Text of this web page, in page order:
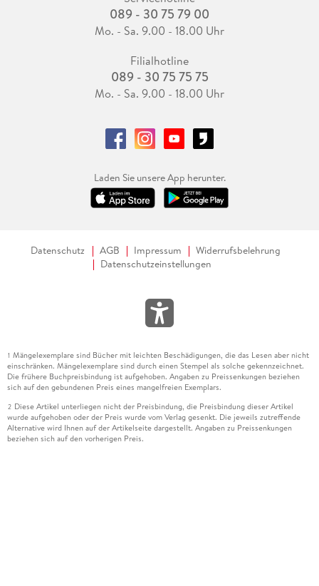
089 - 30 75 79 00
Mo. - Sa. 9.00 - 18.00 Uhr
Filialhotline
089 - 30 75 75 75
Mo. - Sa. 9.00 - 18.00 Uhr
Laden Sie unsere App herunter.
Datenschutz AGB Impressum
Widerrufsbelehrung
Datenschutzeinstellungen
1 Mängelexemplare sind Bücher mit leichten Beschädigungen, die das Lesen aber nicht
einschränken. Mängelexemplare sind durch einen Stempel als solche gekennzeichnet.
Die frühere Buchpreisbindung ist aufgehoben. Angaben zu Preissenkungen beziehen
sich auf den gebundenen Preis eines mangelfreien Exemplars.
2 Diese Artikel unterliegen nicht der Preisbindung, die Preisbindung dieser Artikel
wurde aufgehoben oder der Preis wurde vom Verlag gesenkt. Die jeweils zutreffende
Alternative wird Ihnen auf der Artikelseite dargestellt. Angaben zu Preissenkungen
beziehen sich auf den vorherigen Preis.